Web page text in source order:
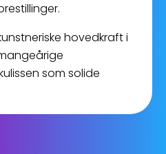
hovedkraft i
som solide